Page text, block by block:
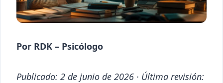
Por RDK – Psicólogo
Publicado: 2 de junio de 2026 · Última revisión: